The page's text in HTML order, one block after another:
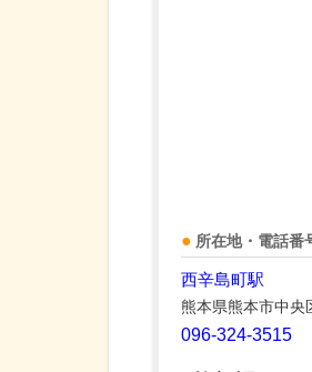
所在地・電話番
西辛島町駅
熊本県熊本市中央
096-324-3515